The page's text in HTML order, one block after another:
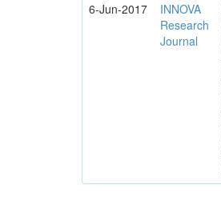
6-Jun-2017
INNOVA
Research
Journal